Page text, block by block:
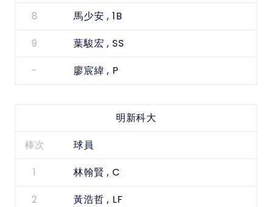
8
馬少安 , 1B
9
葉駿宏 , SS
-
廖宸緯 , P
明新科大
棒次 球員
1 林翰賢 , C
2
黃浩哲 , LF